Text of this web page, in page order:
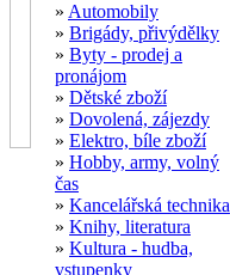
» Automobily
» Brigády, přivýdělky
» Byty - prodej a
pronájom
» Dětské zboží
» Dovolená, zájezdy
» Elektro, bíle zboží
» Hobby, army, volný
čas
» Kancelářská technika
» Knihy, literatura
» Kultura - hudba,
vstupenky